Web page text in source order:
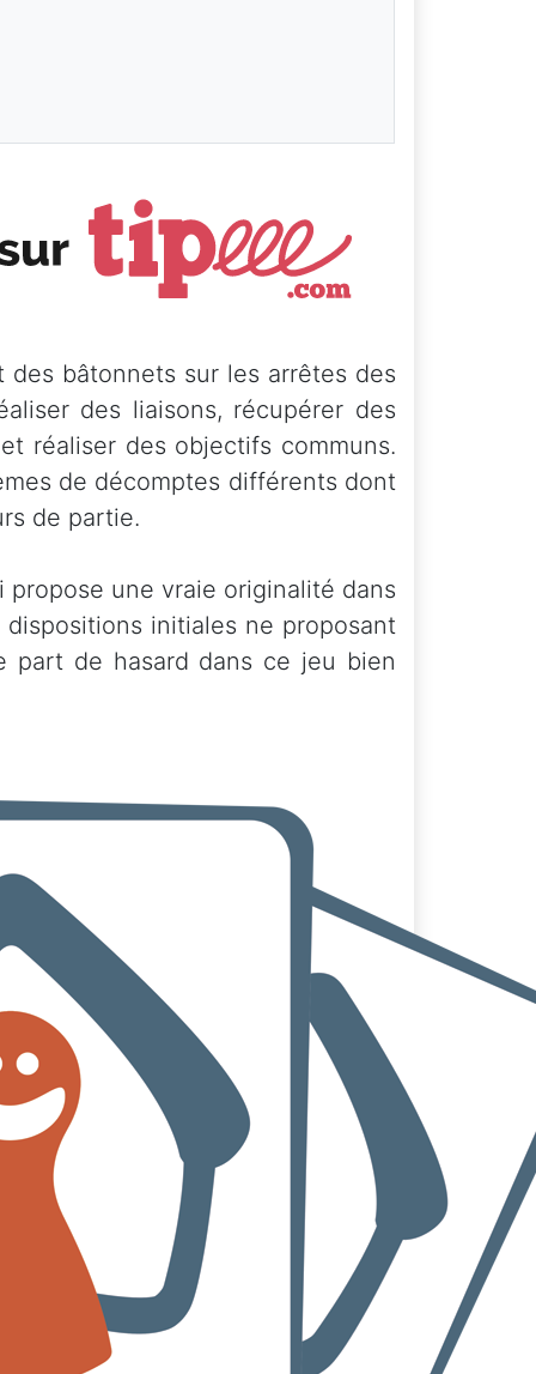
bâtonnets sur les arrêtes des
des liaisons, récupérer des
réaliser des objectifs communs.
de décomptes différents dont
de partie.
une vraie originalité dans
initiales ne proposant
part de hasard dans ce jeu bien